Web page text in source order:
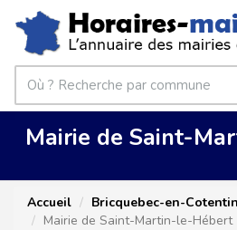
Mairie de Saint-
Accueil
Bricquebec-en-Cotentin
Mairie de Saint-Martin-le-Hébert